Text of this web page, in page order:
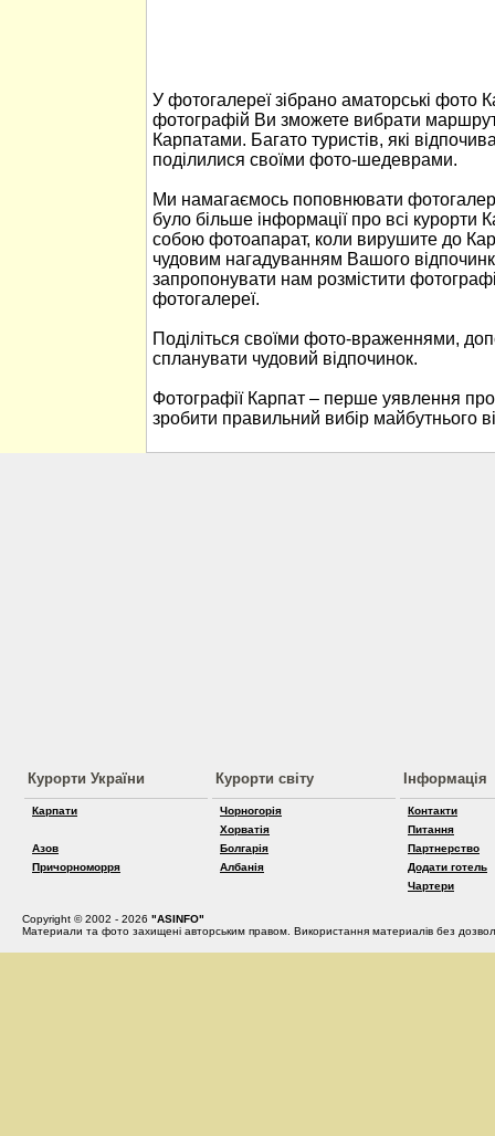
У фотогалереї зібрано аматорські фото
фотографій Ви зможете вибрати
Карпатами. Багато туристів, які
поділилися своїми фото-шедеврами.
Ми намагаємось поповнювати
було більше інформації про всі курорти
собою фотоапарат, коли вирушите до
чудовим нагадуванням Вашого
запропонувати нам розмістити
фотогалереї.
Поділіться своїми фото-враженнями,
спланувати чудовий відпочинок.
Фотографії Карпат – перше уявлення
зробити правильний вибір майбутнього
Курорти України
Карпати
Азов
Причорноморря
Курорти світу
Чорногорія
Хорватія
Болгарія
Албанія
Інформація
Контакти
Питання
Партнерство
Додати готель
Чартери
Copyright © 2002 - 2026 "ASINFO"
Материали та фото захищені авторським правом. Використання материалів без